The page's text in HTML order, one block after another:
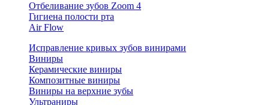
Отбеливание зубов Zoom 4
Гигиена полости рта
Air Flow
Исправление кривых зубов винирами
Виниры
Керамические виниры
Композитные виниры
Виниры на верхние зубы
Ультраниры